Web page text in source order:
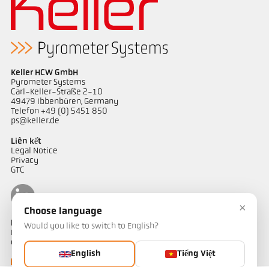
Keller HCW GmbH
Pyrometer Systems
Carl-Keller-Straße 2-10
49479 Ibbenbüren, Germany
Telefon +49 (0) 5451 850
ps@keller.de
Liên kết
Legal Notice
Privacy
GTC
Liên hệ
Bạn có câu hỏi về các giải pháp đo nhiệt độ của chúng tôi? Đội ngũ
của chúng tôi sẵn sàng hỗ trợ bạn.
×
Choose language
Would you like to switch to English?
English Tiếng Việt